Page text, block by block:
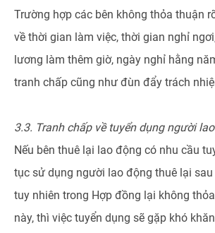
Trường hợp các bên không thỏa thuận
về thời gian làm việc, thời gian nghỉ
lương làm thêm giờ, ngày nghỉ hằng
tranh chấp cũng như đùn đẩy trách
3.3. Tranh chấp về tuyển dụng người
Nếu bên thuê lại lao động có nhu cầu
tục sử dụng người lao động thuê lại
tuy nhiên trong Hợp đồng lại không
này, thì việc tuyển dụng sẽ gặp khó